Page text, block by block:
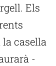
Els
la casella
-